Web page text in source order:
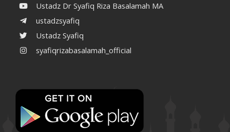
Ustadz Dr Syafiq Riza Basalamah MA
ustadzsyafiq
Ustadz Syafiq
syafiqrizabasalamah_official